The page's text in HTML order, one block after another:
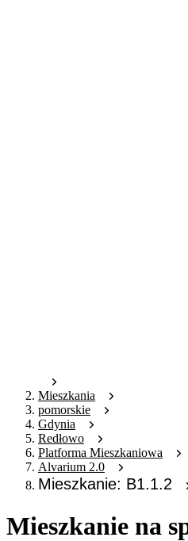
Mieszkania
pomorskie
Gdynia
Redłowo
Platforma Mieszkaniowa
Alvarium 2.0
Mieszkanie: B1.1.2
Mieszkanie na